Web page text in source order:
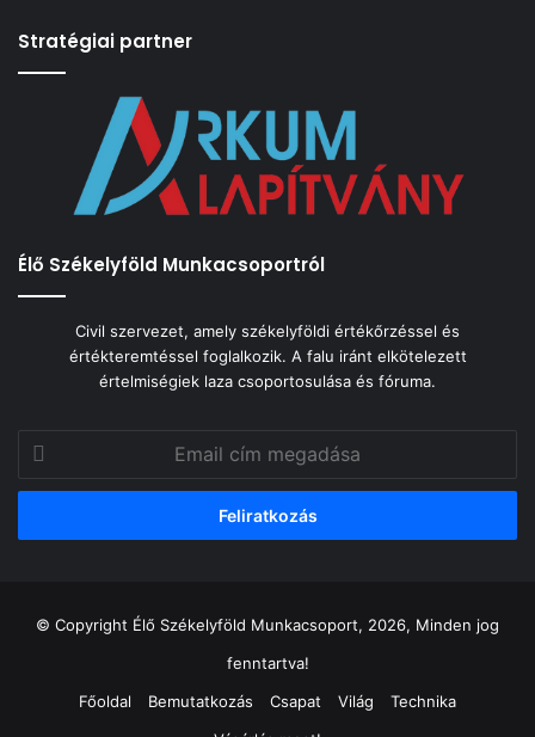
Stratégiai partner
Élő Székelyföld Munkacsoportról
Civil szervezet, amely székelyföldi értékőrzéssel és
értékteremtéssel foglalkozik. A falu iránt elkötelezett
értelmiségiek laza csoportosulása és fóruma.
Email
cím
megadása
© Copyright Élő Székelyföld Munkacsoport, 2026, Minden jog
fenntartva!
Főoldal
Bemutatkozás Csapat Világ
Technika